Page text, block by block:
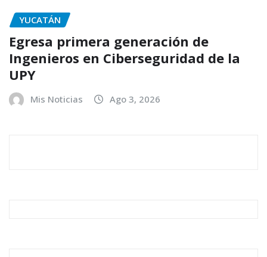
YUCATÁN
Egresa primera generación de
Ingenieros en Ciberseguridad de la
UPY
Mis Noticias Ago 3, 2026